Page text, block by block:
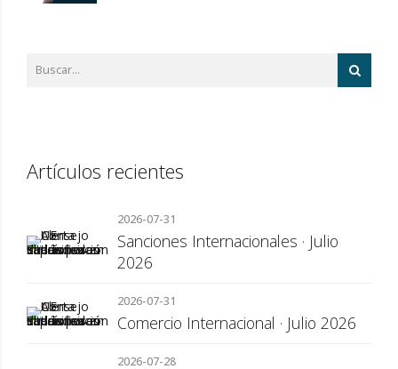
Artículos recientes
2026-07-31
Sanciones Internacionales · Julio
2026
2026-07-31
Comercio Internacional · Julio 2026
2026-07-28